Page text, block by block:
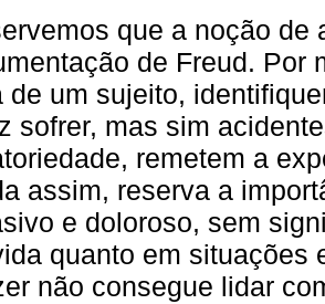
que a noção de
de Freud. Por
de um sujeito,
sofrer, mas sim
remetem a
assim, reserva a
e doloroso, sem
quanto em situações
não consegue lidar